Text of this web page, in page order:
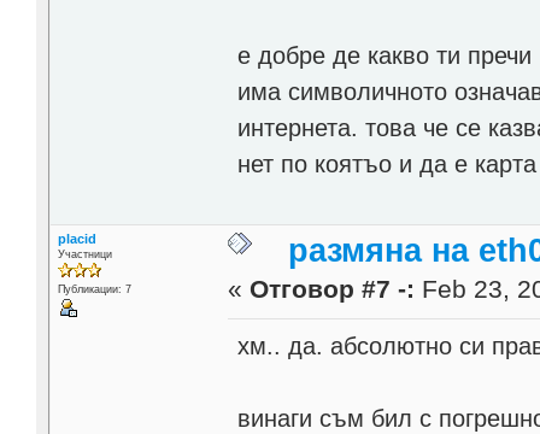
е добре де какво ти
има символичното
интернета. това че се
нет по коятъо и да е карта
placid
Участници
Публикации: 7
размяна на
« Отговор #7 -: Feb 23,
хм.. да. абсолютно си
винаги съм бил с